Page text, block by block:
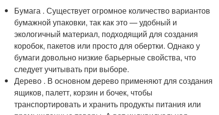
Бумага . Существует огромное количество вариантов
бумажной упаковки, так как это — удобный и
экологичный материал, подходящий для создания
коробок, пакетов или просто для обертки. Однако у
бумаги довольно низкие барьерные свойства, что
следует учитывать при выборе.
Дерево . В основном дерево применяют для создания
ящиков, палетт, корзин и бочек, чтобы
транспортировать и хранить продукты питания или